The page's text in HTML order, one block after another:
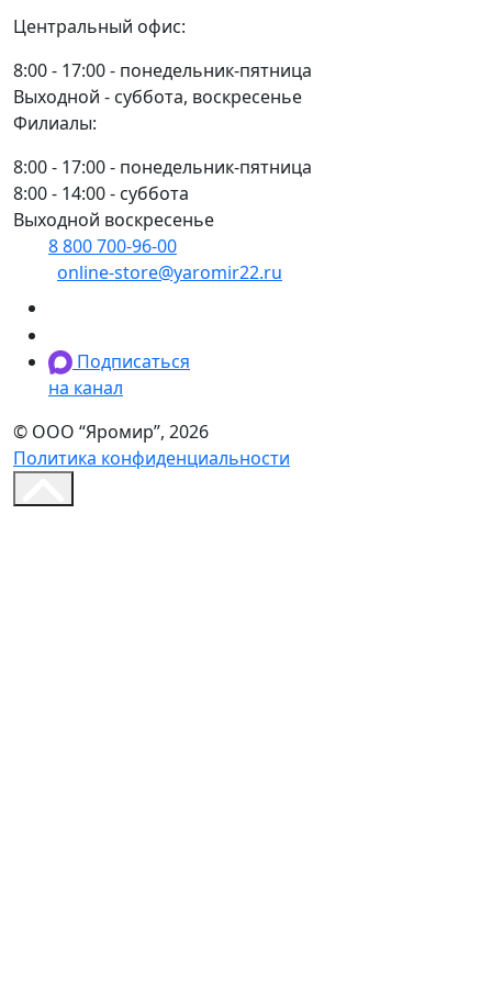
Центральный офис:
8:00 - 17:00 - понедельник-пятница
Выходной - суббота, воскресенье
Филиалы:
8:00 - 17:00 - понедельник-пятница
8:00 - 14:00 - суббота
Выходной воскресенье
8 800 700-96-00
online-store@yaromir22.ru
Подписаться
на канал
© ООО “Яромир”, 2026
Политика конфиденциальности